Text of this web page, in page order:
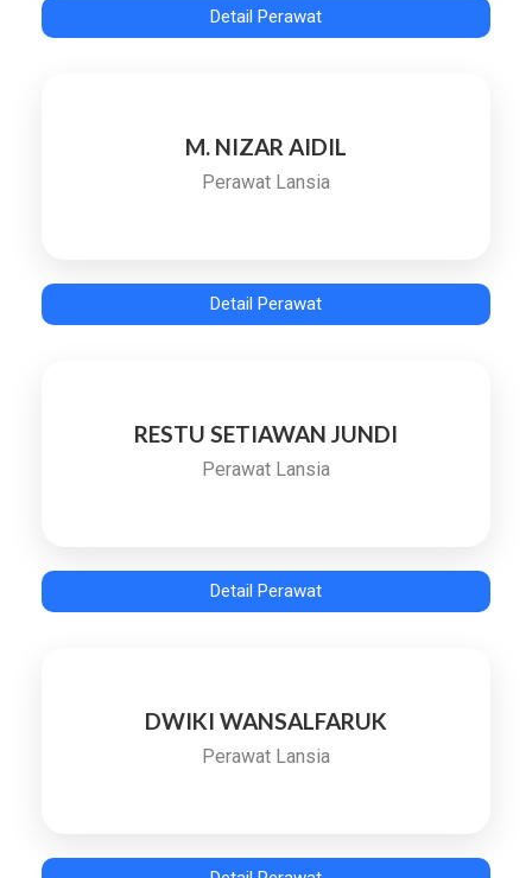
Detail Perawat
M. NIZAR AIDIL
Perawat Lansia
Detail Perawat
RESTU SETIAWAN JUNDI
Perawat Lansia
Detail Perawat
DWIKI WANSALFARUK
Perawat Lansia